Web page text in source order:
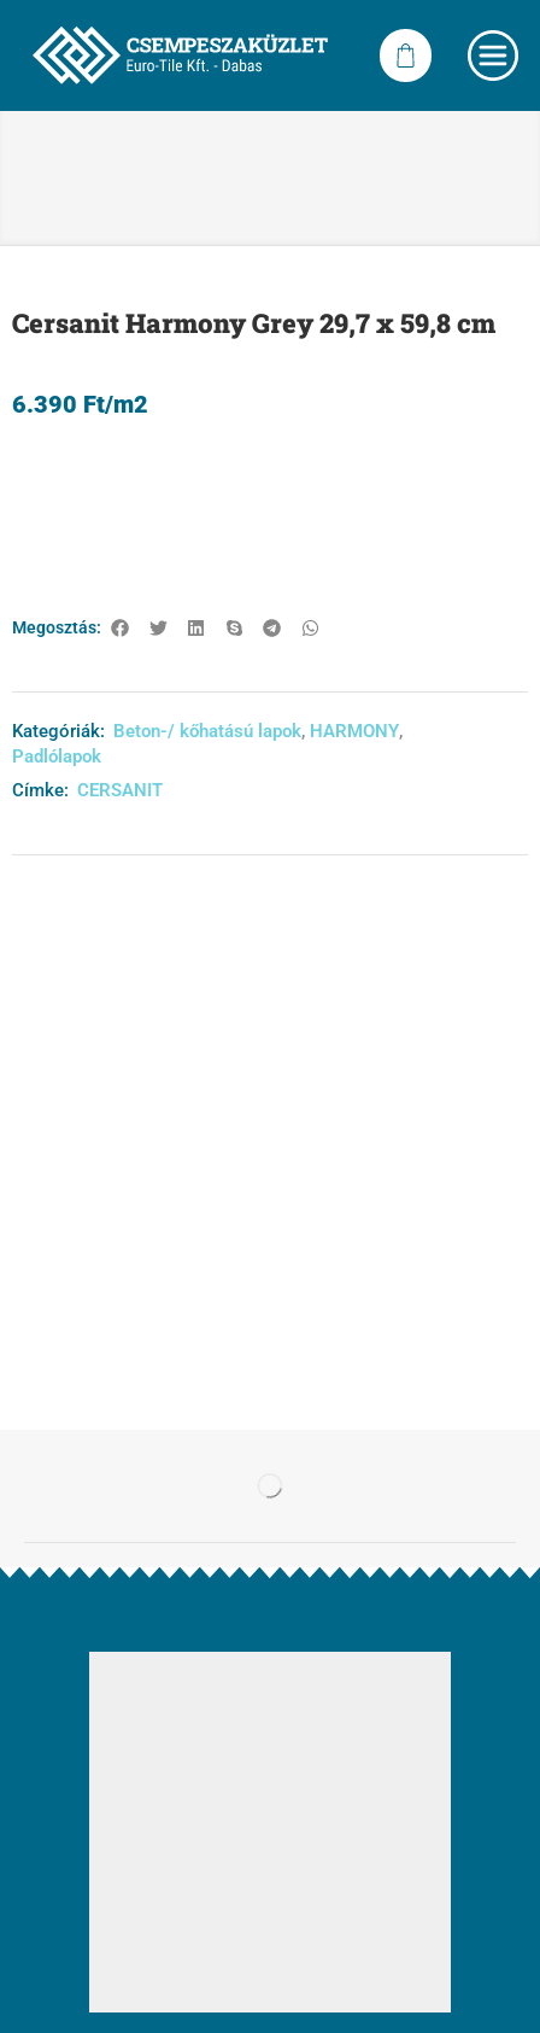
Cersanit Harmony Grey 29,7 x 59,8 cm
6.390 Ft/m2
Megosztás:
Kategóriák: Beton-/ kőhatású lapok, HARMONY,
Padlólapok
Címke: CERSANIT